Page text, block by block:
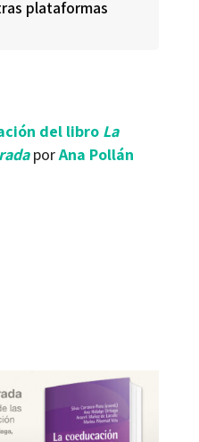
plataformas
del libro La
porAna Pollán